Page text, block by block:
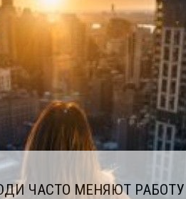
ЧАСТО МЕНЯЮТ РАБОТУ